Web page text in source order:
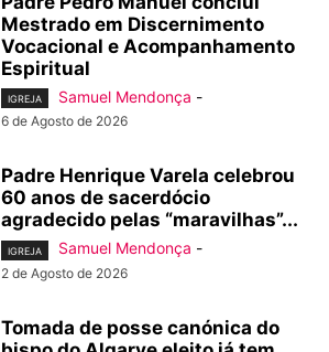
Mestrado em Discernimento
Vocacional e Acompanhamento
Espiritual
IGREJA Samuel Mendonça -
6 de Agosto de 2026
Padre Henrique Varela celebrou
60 anos de sacerdócio
agradecido pelas “maravilhas”...
IGREJA Samuel Mendonça -
2 de Agosto de 2026
Tomada de posse canónica do